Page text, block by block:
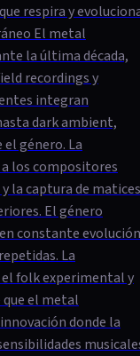
respira y
El metal
la última década,
recordings y
integran
dark ambient,
género. La
los compositores
la captura de matices
El género
constante
La
folk experimental y
el metal
donde la